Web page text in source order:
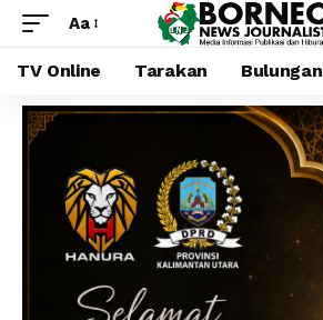
Aa
TV Online Tarakan Bulungan